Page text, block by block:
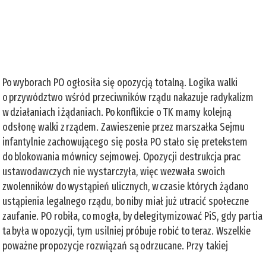
Po wyborach PO ogłosiła się opozycją totalną. Logika walki
o przywództwo wśród przeciwników rządu nakazuje radykalizm
w działaniach i żądaniach. Po konflikcie o TK mamy kolejną
odsłonę walki z rządem. Zawieszenie przez marszałka Sejmu
infantylnie zachowującego się posła PO stało się pretekstem
do blokowania mównicy sejmowej. Opozycji destrukcja prac
ustawodawczych nie wystarczyła, więc wezwała swoich
zwolenników do wystąpień ulicznych, w czasie których żądano
ustąpienia legalnego rządu, bo niby miał już utracić społeczne
zaufanie. PO robiła, co mogła, by delegitymizować PiS, gdy partia
ta była w opozycji, tym usilniej próbuje robić to teraz. Wszelkie
poważne propozycje rozwiązań są odrzucane. Przy takiej